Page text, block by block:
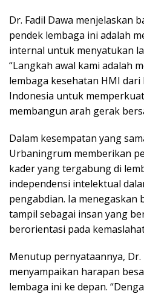
Dr. Fadil Dawa menjelaskan
pendek lembaga ini adalah
internal untuk menyatukan
“Langkah awal kami adalah
lembaga kesehatan HMI
Indonesia untuk
membangun arah gerak
Dalam kesempatan yang
Urbaningrum memberikan
kader yang tergabung di
independensi intelektual
pengabdian. Ia menegaskan
tampil sebagai insan yang
berorientasi pada
Menutup pernyataannya, Dr.
menyampaikan harapan
lembaga ini ke depan.